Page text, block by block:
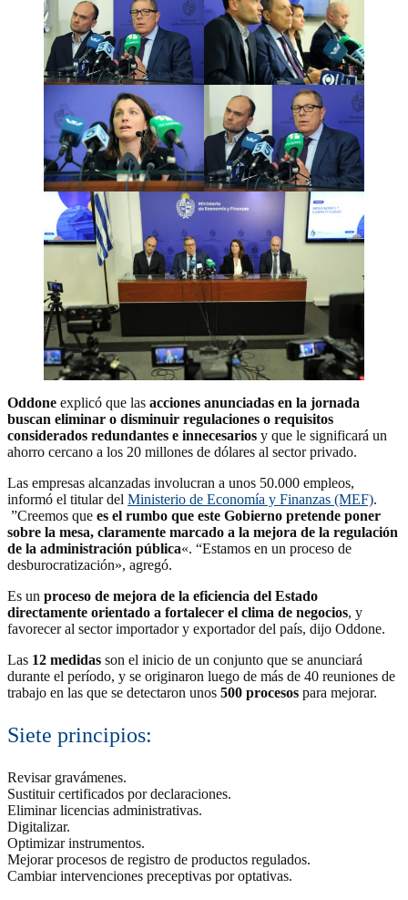
Oddone explicó que las acciones anunciadas en la jornada
buscan eliminar o disminuir regulaciones o requisitos
considerados redundantes e innecesarios y que le significará un
ahorro cercano a los 20 millones de dólares al sector privado.
Las empresas alcanzadas involucran a unos 50.000 empleos,
informó el titular del Ministerio de Economía y Finanzas (MEF).
”Creemos que es el rumbo que este Gobierno pretende poner
sobre la mesa, claramente marcado a la mejora de la regulación
de la administración pública«. “Estamos en un proceso de
desburocratización», agregó.
Es un proceso de mejora de la eficiencia del Estado
directamente orientado a fortalecer el clima de negocios, y
favorecer al sector importador y exportador del país, dijo Oddone.
Las 12 medidas son el inicio de un conjunto que se anunciará
durante el período, y se originaron luego de más de 40 reuniones de
trabajo en las que se detectaron unos 500 procesos para mejorar.
Siete principios:
Revisar gravámenes.
Sustituir certificados por declaraciones.
Eliminar licencias administrativas.
Digitalizar.
Optimizar instrumentos.
Mejorar procesos de registro de productos regulados.
Cambiar intervenciones preceptivas por optativas.